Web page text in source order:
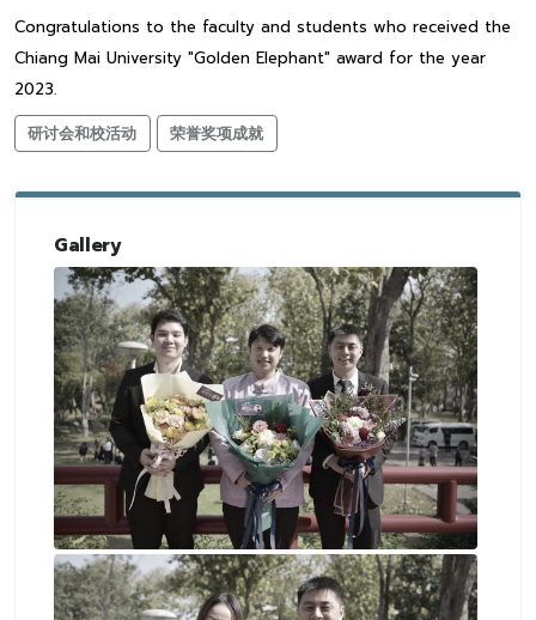
Congratulations to the faculty and students who received the
Chiang Mai University "Golden Elephant" award for the year
2023.
研讨会和校活动
荣誉奖项成就
Gallery